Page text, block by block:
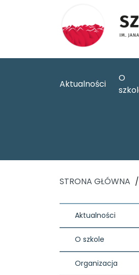
Aktualności
O
STRONA GŁÓWNA /
Aktualności
O szkole
Organizacja